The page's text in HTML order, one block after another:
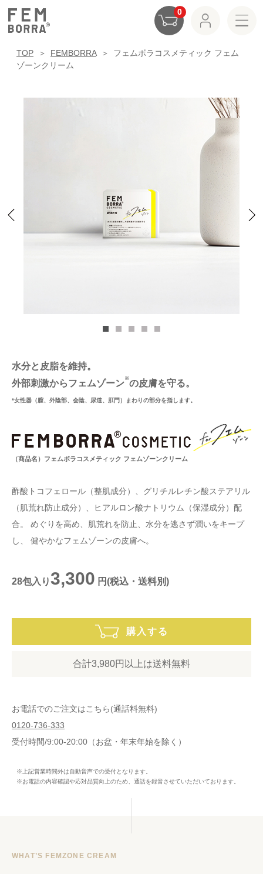
0
TOP FEMBORRA
フェムボラコスメティック フェム
ゾーンクリーム
水分と皮脂を維持。
外部刺激からフェムゾーン の皮膚を守る。
*女性器（膣、外陰部、会陰、尿道、肛門）まわりの部分を指します。
（商品名）フェムボラコスメティック フェムゾーンクリーム
酢酸トコフェロール（整肌成分）、グリチルレチン酸ステアリル
（肌荒れ防止成分）、ヒアルロン酸ナトリウム（保湿成分）配
合。
めぐりを高め、肌荒れを防止、水分を逃さず潤いをキープ
し、
健やかなフェムゾーンの皮膚へ。
28包入り3,300 円(税込・送料別)
購入する
合計3,980円以上は送料無料
お電話でのご注文はこちら(通話料無料)
0120-736-333
受付時間/9:00-20:00（お盆・年末年始を除く）
※上記営業時間外は自動音声での受付となります。
※お電話の内容確認や応対品質向上のため、通話を録音させていただいております。
WHAT’S FEMZONE CREAM